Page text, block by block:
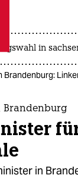
taz zahl ich
taz zahl ich
in
Brandenburg:
Brandenburg
in